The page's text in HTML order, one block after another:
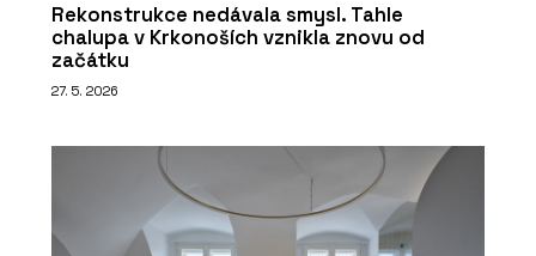
Rekonstrukce nedávala smysl. Tahle
chalupa v Krkonoších vznikla znovu od
začátku
27. 5. 2026